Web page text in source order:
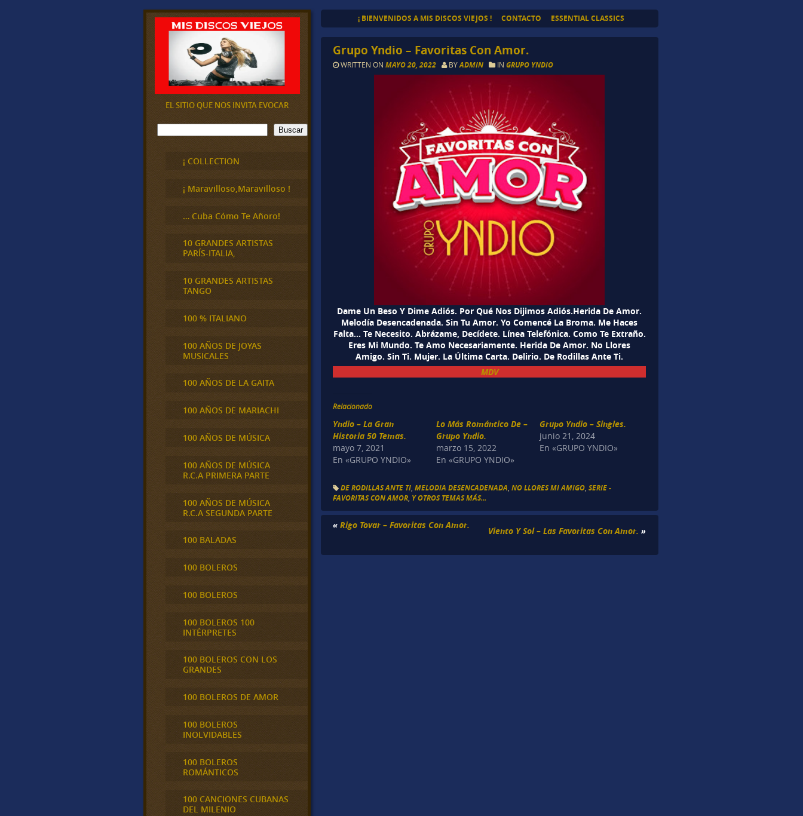
¡ BIENVENIDOS A MIS DISCOS VIEJOS ! CONTACTO ESSENTIAL CLASSICS
Grupo Yndio – Favoritas Con Amor.
WRITTEN ONMAYO 20, 2022 BYADMIN INGRUPO YNDIO
Dame Un Beso Y Dime Adiós. Por Qué Nos Dijimos Adiós.Herida De Amor.
Melodía Desencadenada. Sin Tu Amor. Yo Comencé La Broma. Me Haces
Falta… Te Necesito. Abrázame, Decídete. Línea Telefónica. Como Te Extraño.
Eres Mi Mundo. Te Amo Necesariamente. Herida De Amor. No Llores
Amigo. Sin Ti. Mujer. La Última Carta. Delirio. De Rodillas Ante Ti.
MDV
Relacionado
Yndio – La Gran
Historia 50 Temas.
mayo 7, 2021
En «GRUPO YNDIO»
Lo Más Romántico De –
Grupo Yndio.
marzo 15, 2022
En «GRUPO YNDIO»
Grupo Yndio – Singles.
junio 21, 2024
En «GRUPO YNDIO»
DE RODILLAS ANTE TI ,MELODIA DESENCADENADA ,NO LLORES MI AMIGO ,SERIE -
FAVORITAS CON AMOR Y OTROS TEMAS MÁS...
«Rigo Tovar – Favoritas Con Amor.
Viento Y Sol – Las Favoritas Con Amor. »
EL SITIO QUE NOS INVITA EVOCAR
B
u
Buscar
¡ COLLECTION
¡ Maravilloso,Maravilloso !
… Cuba Cómo Te Añoro!
10 GRANDES ARTISTAS
PARÍS-ITALIA,
10 GRANDES ARTISTAS
TANGO
100 % ITALIANO
100 AÑOS DE JOYAS
MUSICALES
100 AÑOS DE LA GAITA
100 AÑOS DE MARIACHI
100 AÑOS DE MÚSICA
100 AÑOS DE MÚSICA
R.C.A PRIMERA PARTE
100 AÑOS DE MÚSICA
R.C.A SEGUNDA PARTE
100 BALADAS
100 BOLEROS
100 BOLEROS
100 BOLEROS 100
INTÉRPRETES
100 BOLEROS CON LOS
GRANDES
100 BOLEROS DE AMOR
100 BOLEROS
INOLVIDABLES
100 BOLEROS
ROMÁNTICOS
100 CANCIONES CUBANAS
DEL MILENIO